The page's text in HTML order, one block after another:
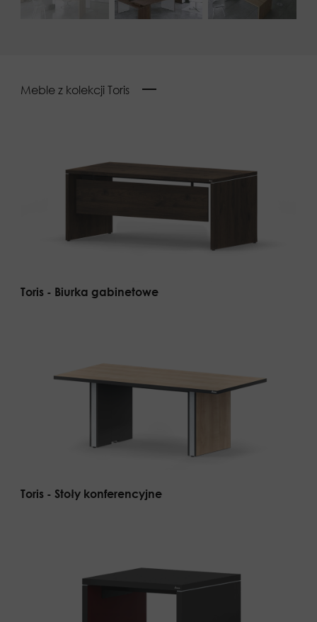
Meble z kolekcji Toris
Toris - Biurka gabinetowe
Toris - Stoły konferencyjne